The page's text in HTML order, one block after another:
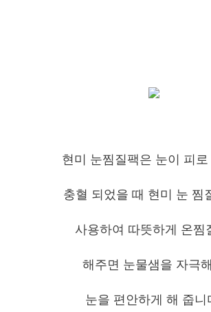
현미 눈찜질팩은 눈이 피로
충혈 되었을 때 현미 눈 찜
사용하여 따뜻하게 온찜
해주면 눈물샘을 자극
눈을 편안하게 해 줍니